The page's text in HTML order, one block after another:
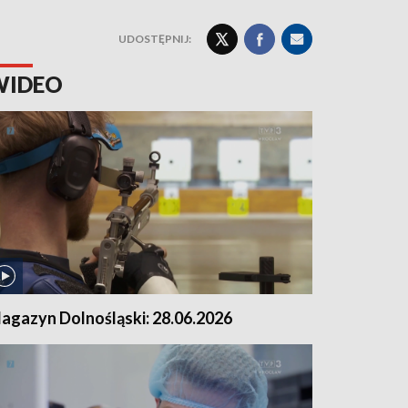
UDOSTĘPNIJ:
Dolnośląski: 28.06.2026